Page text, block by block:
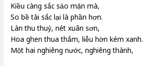
Kiều càng sắc sảo mặn mà,
So bề tài sắc lại là phần hơn.
Làn thu thuỷ, nét xuân sơn,
Hoa ghen thua thắm, liễu hờn kém xanh.
Một hai nghiêng nước, nghiêng thành,